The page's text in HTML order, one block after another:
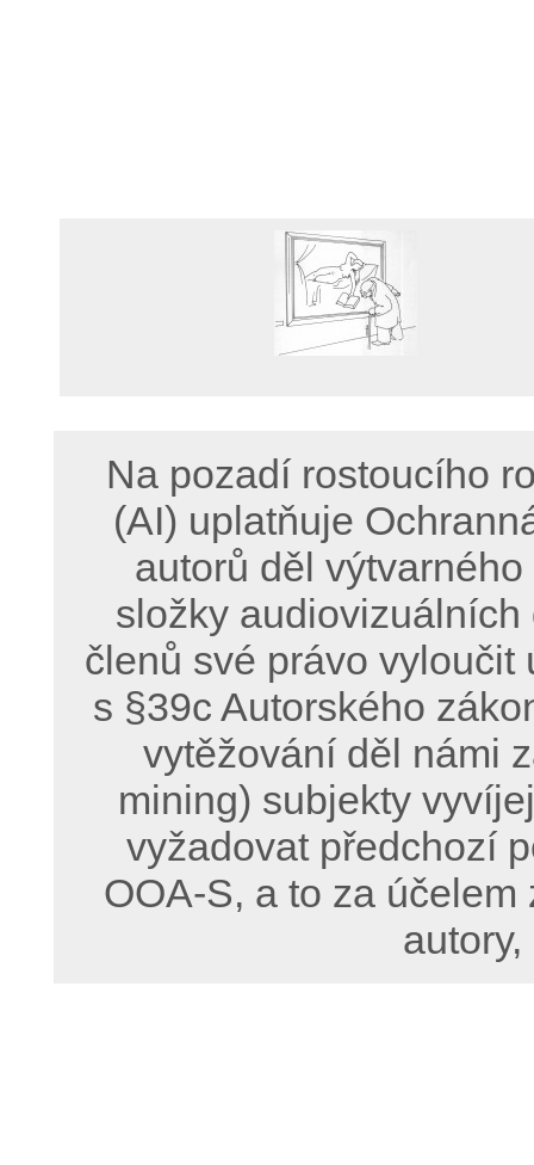
Na pozadí rostoucího
(AI) uplatňuje
autorů děl
složky
členů své právo
s §39c Autorského
vytěžování děl námi
mining) subjekty
vyžadovat předchozí
OOA-S, a to za